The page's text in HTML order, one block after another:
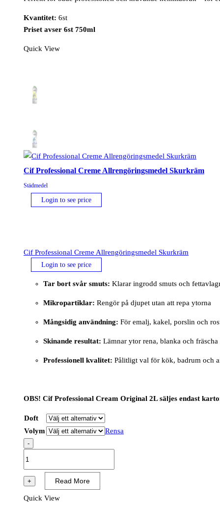
Kvantitet: 6st
Priset avser 6st 750ml
Quick View
Cif Professional Creme Allrengöringsmedel Skurkräm
Städmedel
Login to see price
Cif Professional Creme Allrengöringsmedel Skurkräm
Login to see price
Tar bort svår smuts: Klarar ingrodd smuts och
Mikropartiklar: Rengör på djupet utan att repa ytorna
Mångsidig användning: För emalj, kakel, porslin och
Skinande resultat: Lämnar ytor rena, blanka och fräscha
Professionell kvalitet: Pålitligt val för kök, badrum och
OBS! Cif Professional Cream Original 2L säljes endast
Doft
Volym
Rensa
-
Creme
Allrengöringsmedel
Skurkräm
+ Read More
Quick View